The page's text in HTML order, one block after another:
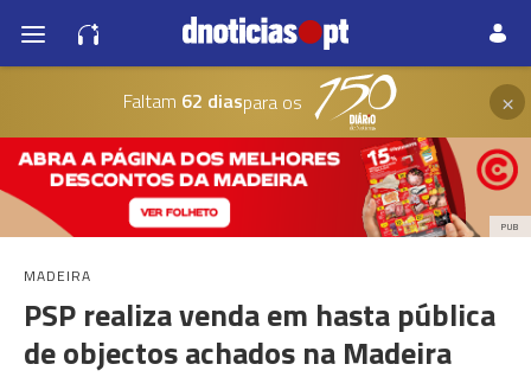
Faltam 62 diaspara os ×
PUB
MADEIRA
PSP realiza venda em hasta pública
de objectos achados na Madeira